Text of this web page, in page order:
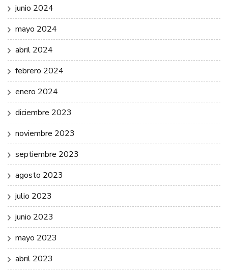
junio 2024
mayo 2024
abril 2024
febrero 2024
enero 2024
diciembre 2023
noviembre 2023
septiembre 2023
agosto 2023
julio 2023
junio 2023
mayo 2023
abril 2023